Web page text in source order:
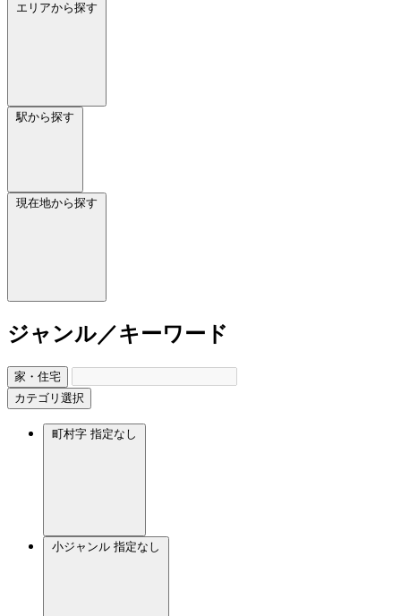
エリアから探す
駅から探す
現在地から探す
ジャンル／キーワード
家・住宅
カテゴリ選択
町村字 指定なし
小ジャンル 指定なし